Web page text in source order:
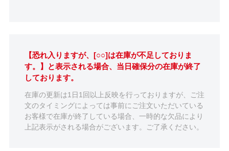
【恐れ入りますが、[○○]は在庫が不足しておりま
す。】と表示される場合、当日確保分の在庫が終了
しております。
在庫の更新は1日1回以上反映を行っておりますが、ご注
文のタイミングによっては事前にご注文いただいている
お客様で在庫が終了している場合、一時的な欠品により
上記表示がされる場合がございます。ご了承ください。